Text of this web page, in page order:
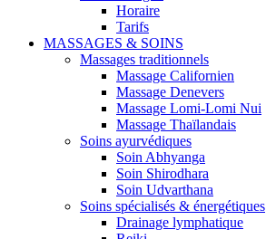
Horaire
Tarifs
MASSAGES & SOINS
Massages traditionnels
Massage Californien
Massage Denevers
Massage Lomi-Lomi Nui
Massage Thaïlandais
Soins ayurvédiques
Soin Abhyanga
Soin Shirodhara
Soin Udvarthana
Soins spécialisés & énergétiques
Drainage lymphatique